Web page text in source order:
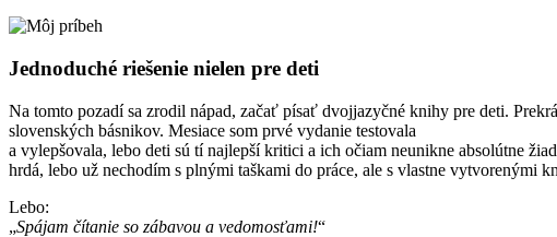
Jednoduché riešenie nielen pre deti
Na tomto pozadí sa zrodil nápad, začať písať dvojjazyčné knihy pre deti.
slovenských básnikov. Mesiace som prvé vydanie testovala
a vylepšovala, lebo deti sú tí najlepší kritici a ich očiam neunikne absolútne
hrdá, lebo už nechodím s plnými taškami do práce, ale s vlastne vytvorenými
Lebo:
Spájam čítanie so zábavou a vedomosťami!